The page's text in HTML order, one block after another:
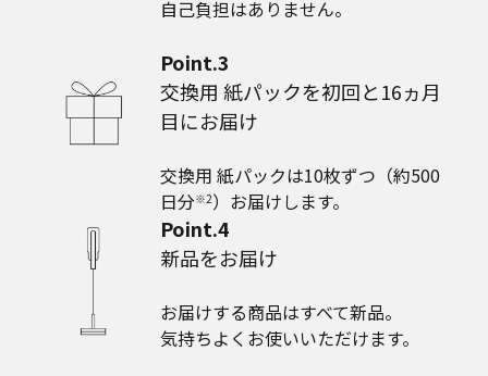
⾃⼰負担はありません。
Point.3
交換用 紙パックを初回と16ヵ月
目にお届け
交換用 紙パックは10枚ずつ（約500
日分※2）お届けします。
Point.4
新品をお届け
お届けする商品はすべて新品。
気持ちよくお使いいただけます。